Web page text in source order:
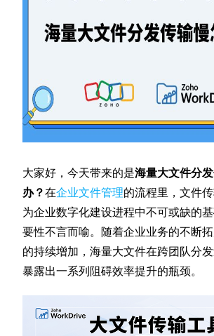
大家好，今天带来的是海量大文件分
办？在企业文件管理的流程里，文件
为企业数字化建设进程中不可或缺的
要性不言而喻。随着企业业务的不断
的持续增加，海量大文件在跨团队分
暴露出一系列阻碍效率提升的瓶颈。